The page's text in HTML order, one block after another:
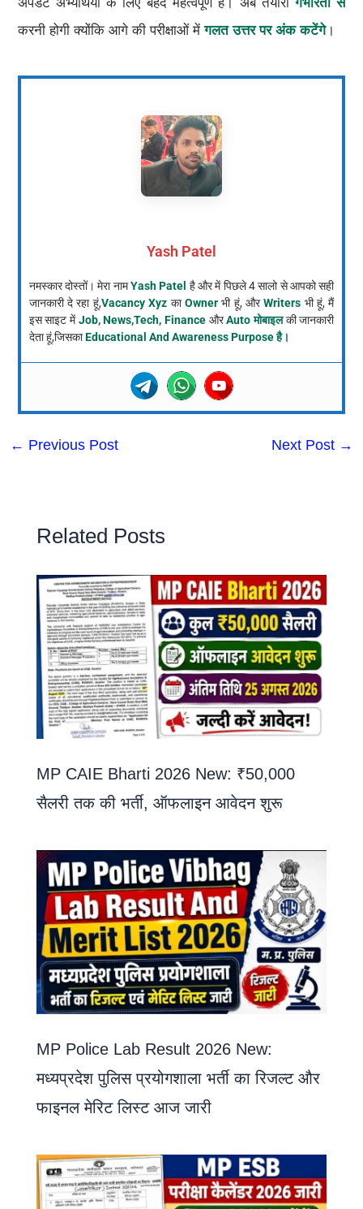
करनी होगी क्योंकि आगे की परीक्षाओं मेंगलत उत्तर पर अंक कटेंगे।
Yash Patel
नमस्कार दोस्तों। मेरा नामYash Patel है और में पिछले 4 सालो से आपको सही
जानकारी दे रहा हूं,Vacancy Xyz काOwnerभी हूं, औरWriters भी हूं, मैं
इस साइट मेंJob, News,Tech, Finance औरAuto मोबाइलकी जानकारी
देता हूं,जिसकाEducational And Awareness Purpose है।
← Previous Post Next Post →
Related Posts
MP CAIE Bharti 2026 New: ₹50,000
सैलरी तक की भर्ती, ऑफलाइन आवेदन शुरू
MP Police Lab Result 2026 New:
मध्यप्रदेश पुलिस प्रयोगशाला भर्ती का रिजल्ट और
फाइनल मेरिट लिस्ट आज जारी